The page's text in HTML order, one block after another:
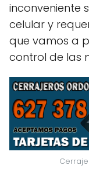
inconveniente
celular y
que vamos a
control de las